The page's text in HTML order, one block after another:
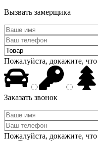
Вызвать замерщика
Пожалуйста, докажите,
Заказать звонок
Пожалуйста, докажите,